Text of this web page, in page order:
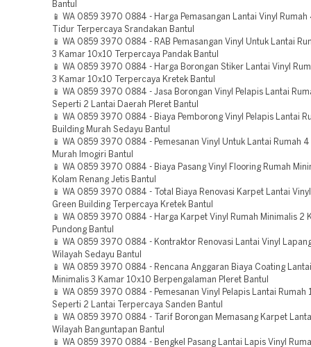
Bantul
📱 WA 0859 3970 0884 - Harga Pemasangan Lantai Vinyl Rumah
Tidur Terpercaya Srandakan Bantul
📱 WA 0859 3970 0884 - RAB Pemasangan Vinyl Untuk Lantai
3 Kamar 10x10 Terpercaya Pandak Bantul
📱 WA 0859 3970 0884 - Harga Borongan Stiker Lantai Vinyl
3 Kamar 10x10 Terpercaya Kretek Bantul
📱 WA 0859 3970 0884 - Jasa Borongan Vinyl Pelapis Lantai
Seperti 2 Lantai Daerah Pleret Bantul
📱 WA 0859 3970 0884 - Biaya Pemborong Vinyl Pelapis Lantai
Building Murah Sedayu Bantul
📱 WA 0859 3970 0884 - Pemesanan Vinyl Untuk Lantai Rumah
Murah Imogiri Bantul
📱 WA 0859 3970 0884 - Biaya Pasang Vinyl Flooring Rumah
Kolam Renang Jetis Bantul
📱 WA 0859 3970 0884 - Total Biaya Renovasi Karpet Lantai
Green Building Terpercaya Kretek Bantul
📱 WA 0859 3970 0884 - Harga Karpet Vinyl Rumah Minimalis 2
Pundong Bantul
📱 WA 0859 3970 0884 - Kontraktor Renovasi Lantai Vinyl
Wilayah Sedayu Bantul
📱 WA 0859 3970 0884 - Rencana Anggaran Biaya Coating
Minimalis 3 Kamar 10x10 Berpengalaman Pleret Bantul
📱 WA 0859 3970 0884 - Pemesanan Vinyl Pelapis Lantai Rumah
Seperti 2 Lantai Terpercaya Sanden Bantul
📱 WA 0859 3970 0884 - Tarif Borongan Memasang Karpet
Wilayah Banguntapan Bantul
📱 WA 0859 3970 0884 - Bengkel Pasang Lantai Lapis Vinyl